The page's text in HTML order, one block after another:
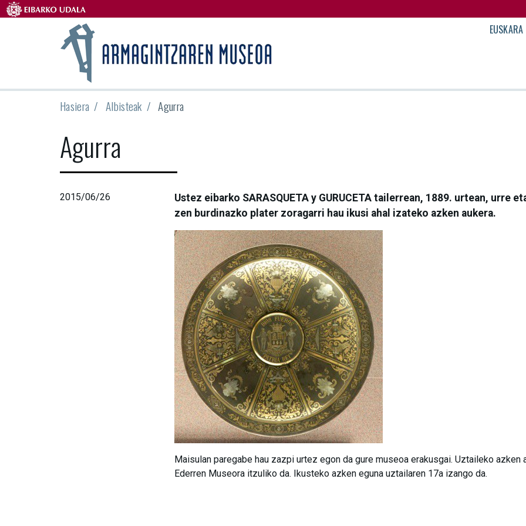
EUSKARA
Hasiera Albisteak Agurra
Agurra
2015/06/26
Ustez eibarko SARASQUETA y GURUCETA tailerrean, 1889. urtean, urre
zen burdinazko plater zoragarri hau ikusi ahal izateko azken aukera.
Maisulan paregabe hau zazpi urtez egon da gure museoa erakusgai. Uztaileko azken
Ederren Museora itzuliko da. Ikusteko azken eguna uztailaren 17a izango da.